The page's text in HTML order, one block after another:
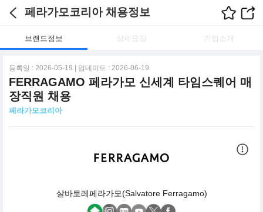
페라가모코리아 채용정보
브랜드정보 상세요강 기업소개
등록일 : 2026-05-19 | 업데이트 : 2026-06-19
FERRAGAMO 페라가모 신세계 타임스퀘어 매
장직원 채용
페라가모코리아
살바토레페라가모(Salvatore Ferragamo)